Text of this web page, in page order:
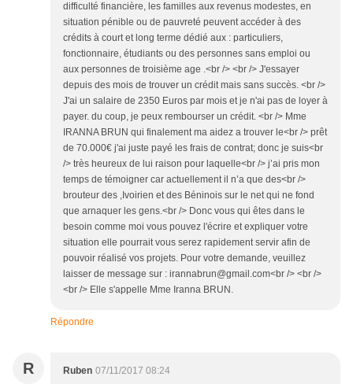
difficulté financière, les familles aux revenus modestes, en
situation pénible ou de pauvreté peuvent accéder à des
crédits à court et long terme dédié aux : particuliers,
fonctionnaire, étudiants ou des personnes sans emploi ou
aux personnes de troisième age .<br /> <br /> J'essayer
depuis des mois de trouver un crédit mais sans succès. <br />
J'ai un salaire de 2350 Euros par mois et je n'ai pas de loyer à
payer. du coup, je peux rembourser un crédit. <br /> Mme
IRANNA BRUN qui finalement ma aidez a trouver le<br /> prêt
de 70.000€ j'ai juste payé les frais de contrat; donc je suis<br
/> très heureux de lui raison pour laquelle<br /> j’ai pris mon
temps de témoigner car actuellement il n’a que des<br />
brouteur des ,Ivoirien et des Béninois sur le net qui ne fond
que arnaquer les gens.<br /> Donc vous qui êtes dans le
besoin comme moi vous pouvez l'écrire et expliquer votre
situation elle pourrait vous serez rapidement servir afin de
pouvoir réalisé vos projets. Pour votre demande, veuillez
laisser de message sur : irannabrun@gmail.com<br /> <br />
<br /> Elle s'appelle Mme Iranna BRUN.
Répondre
R Ruben 07/11/2017 08:24